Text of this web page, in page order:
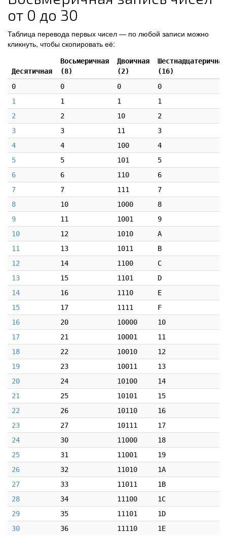
от 0 до 30
Таблица перевода первых чисел — по любой записи можно
кликнуть, чтобы скопировать её:
Десятичная
Восьмеричная
(8)
Двоичная
(2)
Шестнадцатеричная
(16)
0
0 0
0
1
1 1
1
2
2 10
2
3
3 11
3
4
4 100
4
5
5 101
5
6
6 110
6
7
7 111
7
8
10 1000
8
9
11 1001
9
10
12 1010
A
11
13 1011
B
12
14 1100
C
13
15 1101
D
14
16 1110
E
15
17 1111
F
16
20 10000
10
17
21 10001
11
18
22 10010
12
19
23 10011
13
20
24 10100
14
21
25 10101
15
22
26 10110
16
23
27 10111
17
24
30 11000
18
25
31 11001
19
26
32 11010
1A
27
33 11011
1B
28
34 11100
1C
29
35 11101
1D
30
36 11110 1E